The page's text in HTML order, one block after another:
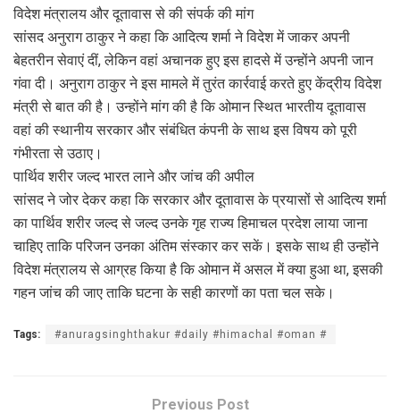
विदेश मंत्रालय और दूतावास से की संपर्क की मांग
सांसद अनुराग ठाकुर ने कहा कि आदित्य शर्मा ने विदेश में जाकर अपनी
बेहतरीन सेवाएं दीं, लेकिन वहां अचानक हुए इस हादसे में उन्होंने अपनी जान
गंवा दी। अनुराग ठाकुर ने इस मामले में तुरंत कार्रवाई करते हुए केंद्रीय विदेश
मंत्री से बात की है। उन्होंने मांग की है कि ओमान स्थित भारतीय दूतावास
वहां की स्थानीय सरकार और संबंधित कंपनी के साथ इस विषय को पूरी
गंभीरता से उठाए।
पार्थिव शरीर जल्द भारत लाने और जांच की अपील
सांसद ने जोर देकर कहा कि सरकार और दूतावास के प्रयासों से आदित्य शर्मा
का पार्थिव शरीर जल्द से जल्द उनके गृह राज्य हिमाचल प्रदेश लाया जाना
चाहिए ताकि परिजन उनका अंतिम संस्कार कर सकें। इसके साथ ही उन्होंने
विदेश मंत्रालय से आग्रह किया है कि ओमान में असल में क्या हुआ था, इसकी
गहन जांच की जाए ताकि घटना के सही कारणों का पता चल सके।
Tags: #anuragsinghthakur #daily #himachal #oman #
Previous Post